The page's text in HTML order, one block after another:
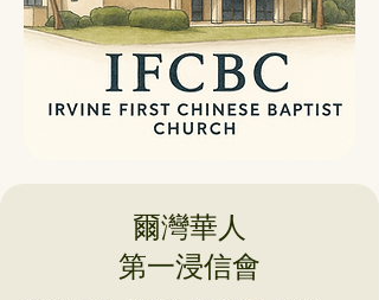
爾灣華人
第一浸信會